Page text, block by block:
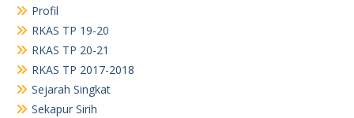
Profil
RKAS TP 19-20
RKAS TP 20-21
RKAS TP 2017-2018
Sejarah Singkat
Sekapur Sirih